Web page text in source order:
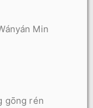
Min
gōng rén